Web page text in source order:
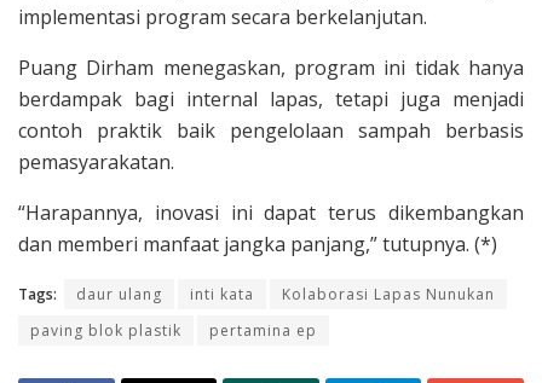
implementasi program secara berkelanjutan.
Puang Dirham menegaskan, program ini tidak hanya
berdampak bagi internal lapas, tetapi juga menjadi
contoh praktik baik pengelolaan sampah berbasis
pemasyarakatan.
“Harapannya, inovasi ini dapat terus dikembangkan
dan memberi manfaat jangka panjang,” tutupnya. (*)
Tags: daur ulang inti kata
Kolaborasi Lapas Nunukan
paving blok plastik
pertamina ep